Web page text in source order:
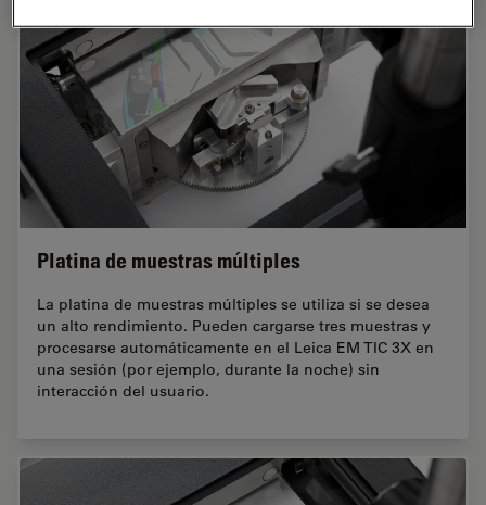
Platina de muestras múltiples
La platina de muestras múltiples se utiliza si se desea
un alto rendimiento. Pueden cargarse tres muestras y
procesarse automáticamente en el Leica EM TIC 3X en
una sesión (por ejemplo, durante la noche) sin
interacción del usuario.